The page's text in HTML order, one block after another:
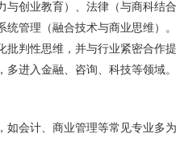
与创业教育）、法律（与商科结合
管理（融合技术与商业思维）。
批判性思维，并与行业紧密合作提
进入金融、咨询、科技等领域。
如会计、商业管理等常见专业多为